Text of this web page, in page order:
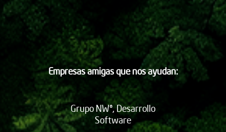
Empresas amigas que nos ayudan:
Grupo NW®, Desarrollo
Software